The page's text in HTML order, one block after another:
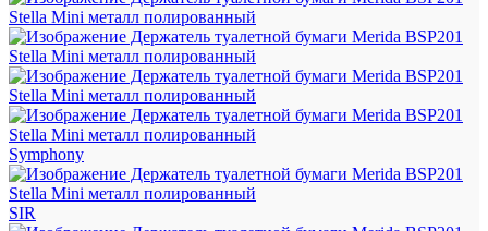
Symphony
SIR